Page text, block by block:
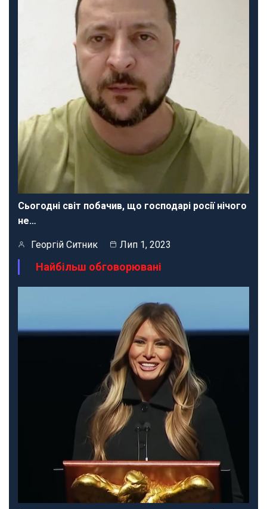
Сьогодні світ побачив, що господарі росії нічого
не…
Георгій Ситник Лип 1, 2023
Найбільш обговорювані